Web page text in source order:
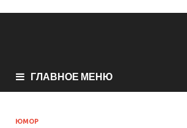
ГЛАВНОЕ МЕНЮ
ЮМОР